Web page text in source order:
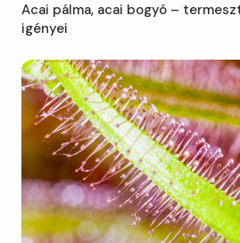
Acai pálma, acai bogyó –
igényei